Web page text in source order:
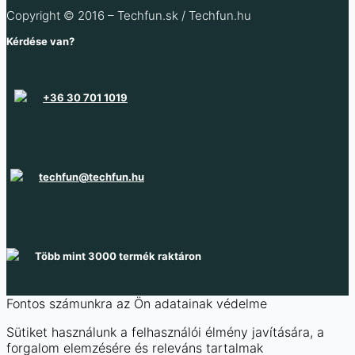
Több információ
Raktáron 12 db Raktáron 21 db
Copyright © 2016 – Techfun.sk / Techfun.hu
Kérdése van?
+36 30 701 1019
techfun@techfun.hu
Több mint 3000 termék raktáron
Fontos számunkra az Ön adatainak védelme
Sütiket használunk a felhasználói élmény javítására, a
forgalom elemzésére és releváns tartalmak